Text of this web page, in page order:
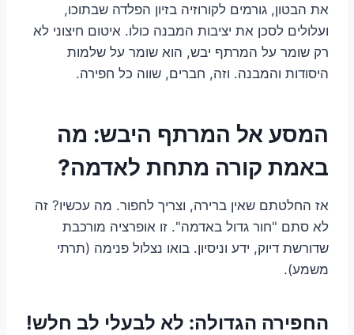
את הבטון, גורמים לקורוזיה בזיון הפלדה שבתוכו,
ועלולים לסכן את יציבות המבנה כולו. איטום חיצוני לא
רק שומר על המרתף יבש, הוא שומר על שלמות
היסודות והמבנה. וזה, חברים, שווה כל חפירה.
המסע אל המרתף היבש: מה
באמת קורה מתחת לאדמה?
אז החלטתם שאין ברירה, וצריך לחפור. מה עכשיו? זה
לא סתם "חור גדול באדמה". זו אופרציה מורכבת
שדורשת דיוק, ידע וניסיון. בואו נצלול פנימה (תרתי
משמע).
החפירה הגדולה: לא לבעלי לב חלש!